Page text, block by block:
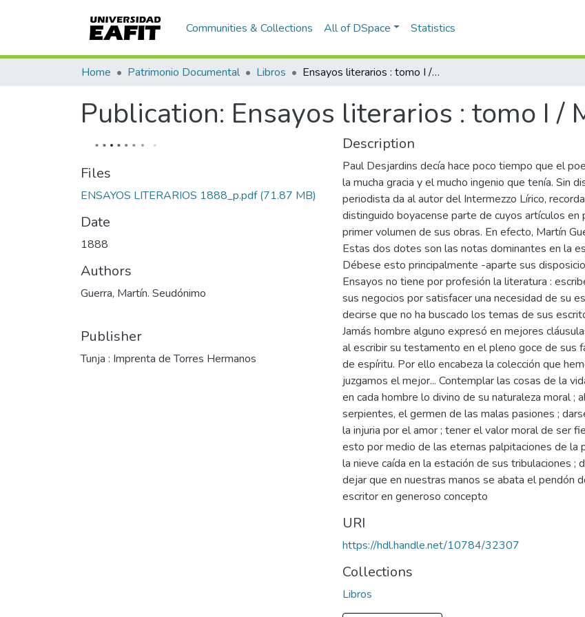
Communities & Collections All of DSpace Statistics
Home Patrimonio Documental Libros Ensayos literarios : tomo I / Martín Guerra
Publication: Ensayos literarios : tomo I /
Files
ENSAYOS LITERARIOS 1888_p.pdf(71.87 MB)
Date
1888
Authors
Guerra, Martín. Seudónimo
Publisher
Tunja : Imprenta de Torres Hermanos
Description
Paul Desjardins decía hace poco tiempo que el
la mucha gracia y el mucho ingenio que tenía. Sin
periodista da al autor del Intermezzo Lírico,
distinguido boyacense parte de cuyos artículos
primer volumen de sus obras. En efecto, Martín
Estas dos dotes son las notas dominantes en la
Débese esto principalmente -aparte sus
Ensayos no tiene por profesión la literatura :
sus negocios por satisfacer una necesidad de su
decirse que no ha buscado los temas de sus
Jamás hombre alguno expresó en mejores
al escribir su testamento en el pleno goce de sus
de espíritu. Por ello encabeza la colección que
juzgamos el mejor... Contemplar las cosas de la
en cada hombre lo divino de su naturaleza moral ;
serpientes, el germen de las malas pasiones ;
la injuria por el amor ; tener el valor moral de ser
esto por medio de las eternas palpitaciones de la
la nieve caída en la estación de sus tribulaciones ;
dejar que en nuestras manos se abata el pendón
escritor en generoso concepto
URI
https://hdl.handle.net/10784/32307
Collections
Libros